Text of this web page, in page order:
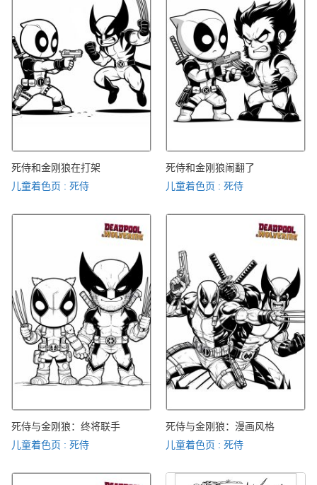
死侍和金刚狼在打架
儿童着色页 : 死侍
死侍和金刚狼闹翻了
儿童着色页 : 死侍
死侍与金刚狼：终将联手
儿童着色页 : 死侍
死侍与金刚狼：漫画风格
儿童着色页 : 死侍